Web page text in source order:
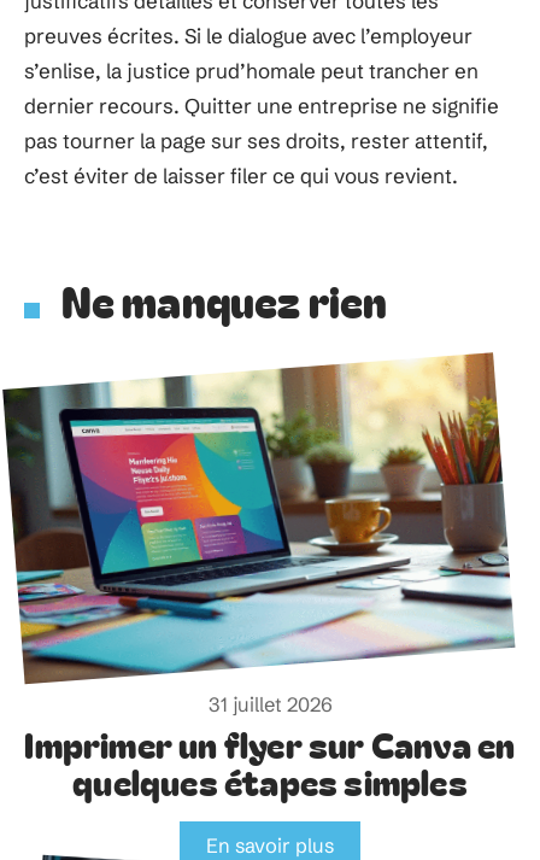
preuves écrites. Si le dialogue avec l’employeur
s’enlise, la justice prud’homale peut trancher en
dernier recours. Quitter une entreprise ne signifie
pas tourner la page sur ses droits, rester attentif,
c’est éviter de laisser filer ce qui vous revient.
Ne manquez rien
31 juillet 2026
Imprimer un flyer sur Canva en
quelques étapes simples
En savoir plus